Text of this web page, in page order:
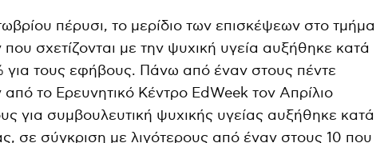
πέρυσι, το μερίδιο των επισκέψεων στο τμήμα
που σχετίζονται με την ψυχική υγεία αυξήθηκε κατά
για τους εφήβους. Πάνω από έναν στους πέντε
το Ερευνητικό Κέντρο EdWeek τον Απρίλιο
για συμβουλευτική ψυχικής υγείας αυξήθηκε κατά
σε σύγκριση με λιγότερους από έναν στους 10 που